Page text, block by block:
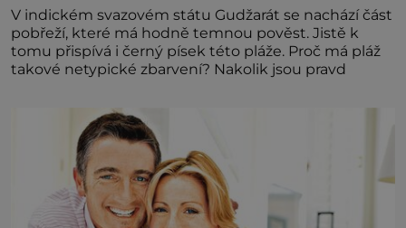
V indickém svazovém státu Gudžarát se nachází část
pobřeží, které má hodně temnou pověst. Jistě k
tomu přispívá i černý písek této pláže. Proč má pláž
takové netypické zbarvení? Nakolik jsou pravd